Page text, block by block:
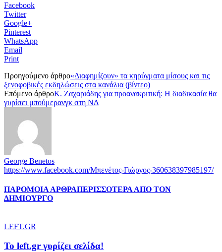
Facebook
Twitter
Google+
Pinterest
WhatsApp
Email
Print
Προηγούμενο άρθρο«Διαφημίζουν» τα κηρύγματα μίσους και τις
ξενοφοβικές εκδηλώσεις στα κανάλια (βίντεο)
Επόμενο άρθροΚ. Ζαχαριάδης για προανακριτική: Η διαδικασία θα
γυρίσει μπούμερανγκ στη ΝΔ
George Benetos
https://www.facebook.com/Μπενέτος-Γιώργος-360638397985197/
ΠΑΡΟΜΟΙΑ ΑΡΘΡΑΠΕΡΙΣΣΟΤΕΡΑ ΑΠΟ ΤΟΝ
ΔΗΜΙΟΥΡΓΟ
LEFT.GR
To left.gr γυρίζει σελίδα!